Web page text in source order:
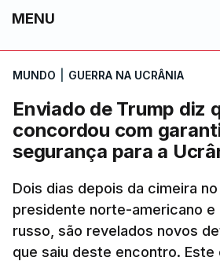
MENU
MUNDO GUERRA NA UCRÂNIA
Enviado de Trump diz
concordou com
segurança para a
Dois dias depois da cimeira
presidente norte-americano e
russo, são revelados novos
que saiu deste encontro. Este